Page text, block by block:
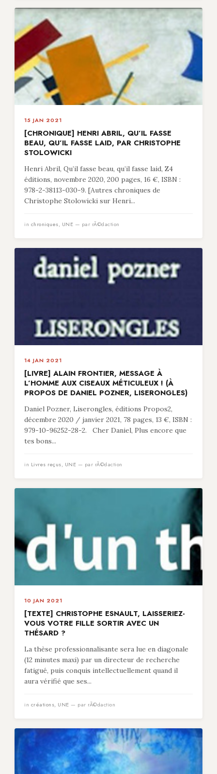
15 JAN 2021
[CHRONIQUE] HENRI ABRIL, QU’IL FASSE
BEAU, QU’IL FASSE LAID, PAR CHRISTOPHE
STOLOWICKI
Henri Abril, Qu’il fasse beau, qu’il fasse laid, Z4
éditions, novembre 2020, 200 pages, 16 €, ISBN :
978-2-38113-030-9. [Autres chroniques de
Christophe Stolowicki sur Henri...
in chroniques, UNE — par rÃ©daction
14 JAN 2021
[LIVRE] ALAIN FRONTIER, MESSAGE À
L’HOMME AUX CISEAUX MÉTICULEUX ! (À
PROPOS DE DANIEL POZNER, LISERONGLES)
Daniel Pozner, Liserongles, éditions Propos2,
décembre 2020 / janvier 2021, 78 pages, 13 €, ISBN :
979-10-96252-28-2. Cher Daniel, Plus encore que
tes bons...
in Livres reçus, UNE — par rÃ©daction
10 JAN 2021
[TEXTE] CHRISTOPHE ESNAULT, LAISSERIEZ-
VOUS VOTRE FILLE SORTIR AVEC UN
THÉSARD ?
La thèse professionnalisante sera lue en diagonale
(12 minutes maxi) par un directeur de recherche
fatigué, puis conquis intellectuellement quand il
aura vérifié que ses...
in créations, UNE — par rÃ©daction